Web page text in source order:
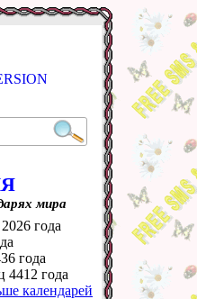
мира
года
года
4412 года
календарей